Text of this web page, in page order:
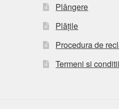
Plângere
Plățile
Procedura de
Termeni si conditii